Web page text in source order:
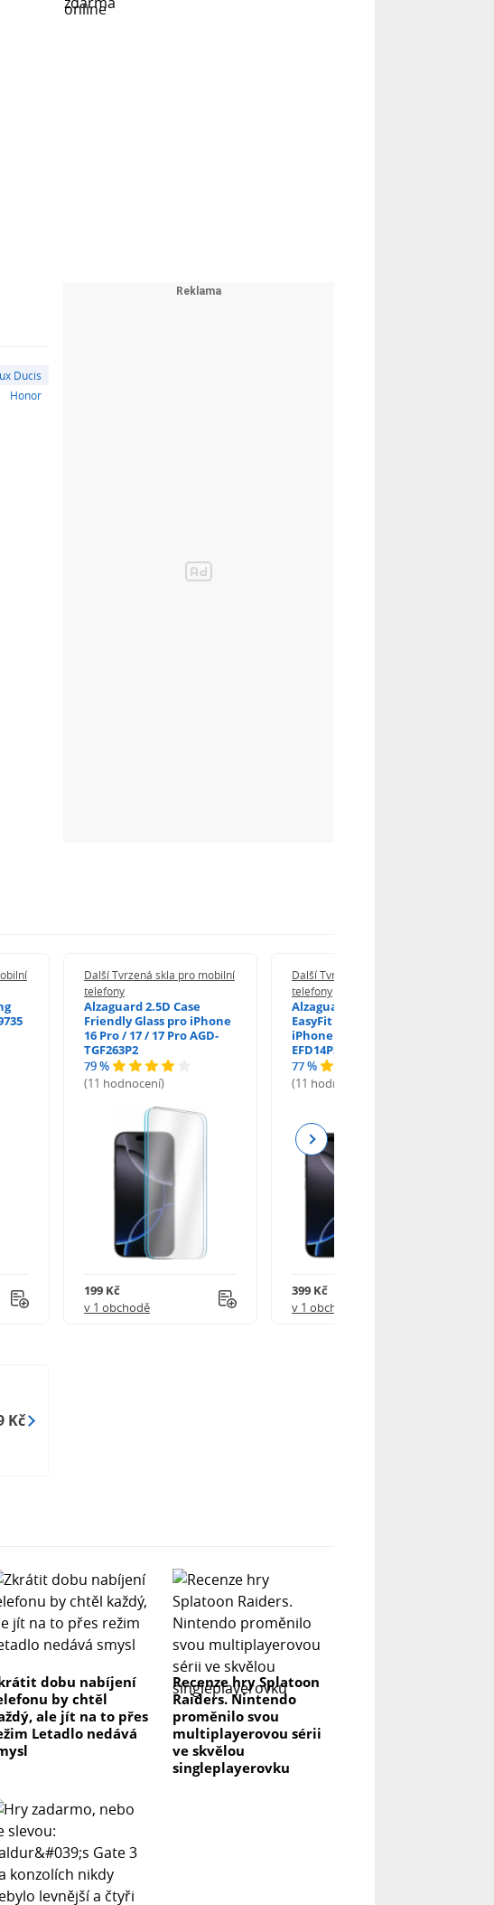
Ducis
Honor
Další Tvrzená skla pro mobilní
telefony
Alzaguard 2.5D Case
Friendly Glass pro iPhone
16 Pro / 17 / 17 Pro AGD-
TGF263P2
79 %
(11 hodnocení)
199 Kč
v 1 obchodě
Další Tvrzená skla pro mobilní
telefony
Alzaguard 2.5D Glass
EasyFit DustFree pro
iPhone 16 Pro / 17 AGD-
EFD14P3
77 %
(11 hodnocení)
399 Kč
v 1 obchodě
Next
Kč
dobu nabíjení
by chtěl
ale jít na to přes
Letadlo nedává
Recenze hry Splatoon
Raiders. Nintendo
proměnilo svou
multiplayerovou sérii
ve skvělou
singleplayerovku